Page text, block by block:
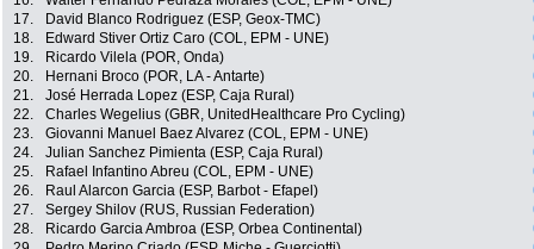
17.
David Blanco Rodriguez (ESP, Geox-TMC)
18.
Edward Stiver Ortiz Caro (COL, EPM - UNE)
19.
Ricardo Vilela (POR, Onda)
20.
Hernani Broco (POR, LA - Antarte)
21.
José Herrada Lopez (ESP, Caja Rural)
22.
Charles Wegelius (GBR, UnitedHealthcare Pro Cycling)
23.
Giovanni Manuel Baez Alvarez (COL, EPM - UNE)
24.
Julian Sanchez Pimienta (ESP, Caja Rural)
25.
Rafael Infantino Abreu (COL, EPM - UNE)
26.
Raul Alarcon Garcia (ESP, Barbot - Efapel)
27.
Sergey Shilov (RUS, Russian Federation)
28.
Ricardo Garcia Ambroa (ESP, Orbea Continental)